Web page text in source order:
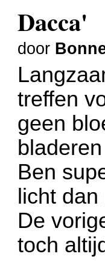
Dacca'
door
treffen
geen
Ben
licht dan
De
toch